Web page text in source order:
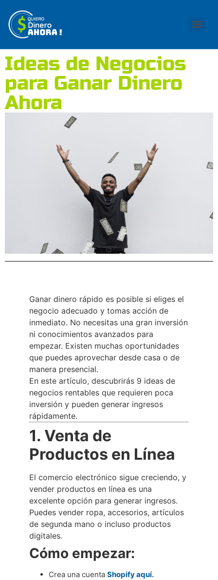
Ideas de Negocios
para Ganar Dinero
Ahora
Ganar dinero rápido es posible si eliges el
negocio adecuado y tomas acción de
inmediato. No necesitas una gran inversión
ni conocimientos avanzados para
empezar. Existen muchas oportunidades
que puedes aprovechar desde casa o de
manera presencial.
En este artículo, descubrirás 9 ideas de
negocios rentables que requieren poca
inversión y pueden generar ingresos
rápidamente.
1. Venta de
Productos en Línea
El comercio electrónico sigue creciendo, y
vender productos en línea es una
excelente opción para generar ingresos.
Puedes vender ropa, accesorios, artículos
de segunda mano o incluso productos
digitales.
Cómo empezar:
Crea una cuenta Shopify aquí.